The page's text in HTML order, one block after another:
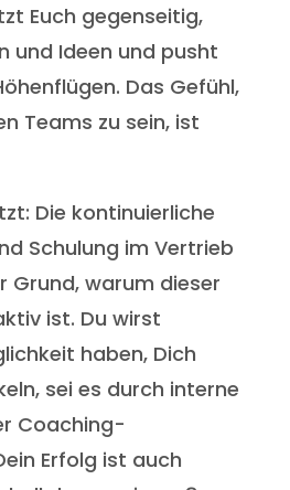
Euch gegenseitig,
und Ideen und pusht
Das Gefühl,
Teams zu sein, ist
Die kontinuierliche
Schulung im Vertrieb
Grund, warum dieser
ist. Du wirst
haben, Dich
sei es durch interne
Coaching-
Erfolg ist auch